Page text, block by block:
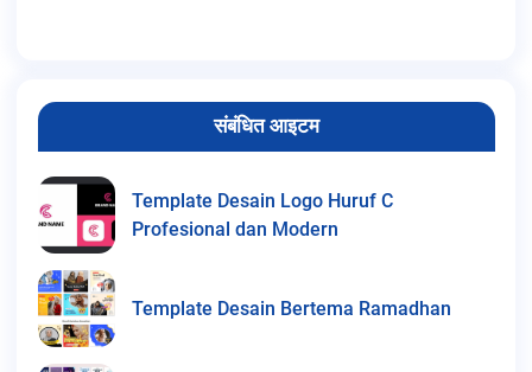
संबंधित आइटम
Template Desain Logo Huruf C
Profesional dan Modern
Template Desain Bertema Ramadhan